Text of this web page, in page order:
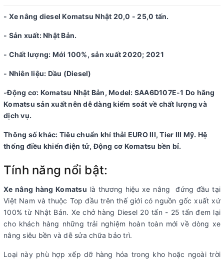
- Xe nâng diesel Komatsu Nhật 20,0 - 25,0 tấn.
- Sản xuất: Nhật Bản.
- Chất lượng: Mới 100%, sản xuất 2020; 2021
- Nhiên liệu: Dầu (Diesel)
-Động cơ: Komatsu Nhật Bản, Model: SAA6D107E-1 Do hãng
Komatsu sản xuất nên dễ dàng kiểm soát về chất lượng và
dịch vụ.
Thông số khác: Tiêu chuẩn khí thải EURO III, Tier III Mỹ. Hệ
thống điều khiển điện tử, Động cơ Komatsu bền bỉ.
Tính năng nổi bật:
Xe nâng hàng Komatsu là thương hiệu xe nâng đứng đầu tại
Việt Nam và thuộc Top đầu trên thế giới có nguồn gốc xuất xứ
100% từ Nhật Bản. Xe chở hàng Diesel 20 tấn - 25 tấn đem lại
cho khách hàng những trải nghiệm hoàn toàn mới về dòng xe
nâng siêu bền và dễ sửa chữa bảo trì.
Loại này phù hợp xếp dỡ hàng hóa trong kho hoặc ngoài trời